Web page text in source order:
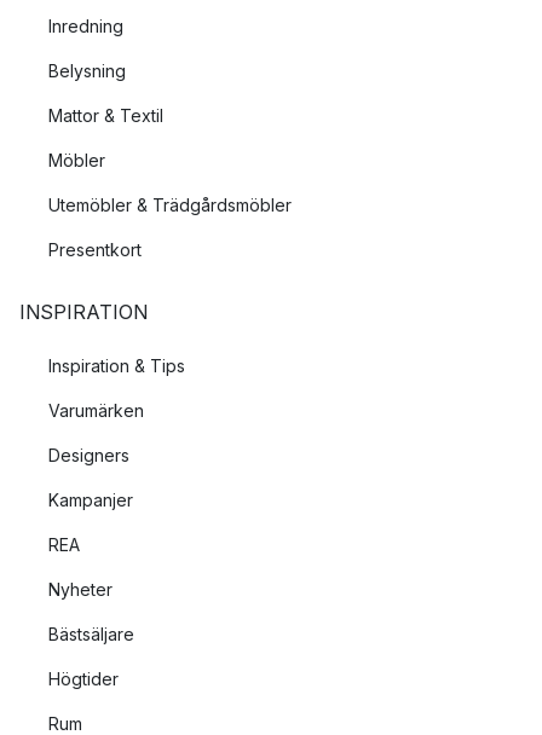
Inredning
Belysning
Mattor & Textil
Möbler
Utemöbler & Trädgårdsmöbler
Presentkort
INSPIRATION
Inspiration & Tips
Varumärken
Designers
Kampanjer
REA
Nyheter
Bästsäljare
Högtider
Rum